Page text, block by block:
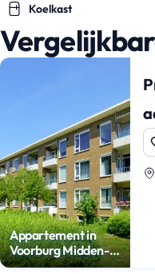
Koelkast
Appartement in
Voorburg Midden-
Zuid